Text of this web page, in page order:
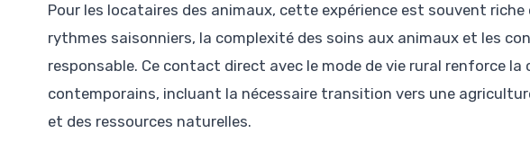
Pour les locataires des animaux, cette expérience est souvent
rythmes saisonniers, la complexité des soins aux animaux et les
responsable. Ce contact direct avec le mode de vie rural renforce la
contemporains, incluant la nécessaire transition vers une
et des ressources naturelles.